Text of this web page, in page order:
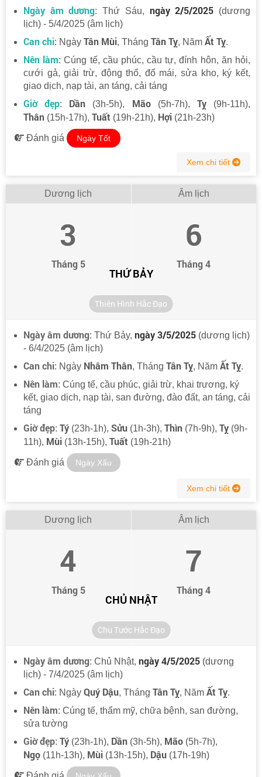
Ngày âm dương: Thứ Sáu, ngày 2/5/2025 (dương
lịch) - 5/4/2025 (âm lịch)
Can chi: Ngày Tân Mùi, Tháng Tân Tỵ, Năm Ất Tỵ.
Nên làm: Cúng tế, cầu phúc, cầu tự, đính hôn, ăn hỏi,
cưới gả, giải trừ, động thổ, đổ mái, sửa kho, ký kết,
giao dịch, nạp tài, an táng, cải táng
Giờ đẹp: Dần (3h-5h), Mão(5h-7h), Tỵ(9h-11h),
Thân (15h-17h), Tuất (19h-21h), Hợi (21h-23h)
Đánh giá Ngày Tốt
Xem chi tiết
Dương lịch
3
Tháng 5
Âm lịch
6
Tháng 4
THỨ BẢY
Thiên Hình Hắc Đạo
Ngày âm dương: Thứ Bảy, ngày 3/5/2025 (dương lịch)
- 6/4/2025 (âm lịch)
Can chi: Ngày Nhâm Thân, Tháng Tân Tỵ, Năm Ất Tỵ.
Nên làm: Cúng tế, cầu phúc, giải trừ, khai trương, ký
kết, giao dịch, nạp tài, san đường, đào đất, an táng, cải
táng
Giờ đẹp: Tý (23h-1h), Sửu (1h-3h), Thìn (7h-9h), Tỵ (9h-
11h), Mùi (13h-15h), Tuất (19h-21h)
Đánh giá Ngày Xấu
Xem chi tiết
Dương lịch
4
Tháng 5
Âm lịch
7
Tháng 4
CHỦ NHẬT
Chu Tước Hắc Đạo
Ngày âm dương: Chủ Nhật, ngày 4/5/2025 (dương
lịch) - 7/4/2025 (âm lịch)
Can chi: Ngày Quý Dậu, Tháng Tân Tỵ, Năm Ất Tỵ.
Nên làm: Cúng tế, thẩm mỹ, chữa bệnh, san đường,
sửa tường
Giờ đẹp: Tý (23h-1h), Dần (3h-5h), Mão (5h-7h),
Ngọ (11h-13h), Mùi (13h-15h), Dậu (17h-19h)